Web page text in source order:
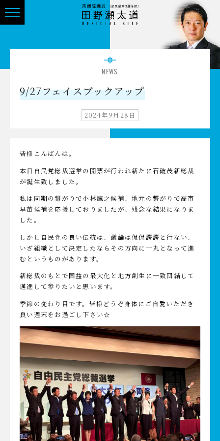
NEWS
9/27フェイスブックアップ
2024年9月28日
皆様こんばんは。
本日自民党総裁選挙の開票が行われ新たに石破茂新総裁
が誕生致しました。
私は同期の繋がりで小林鷹之候補、地元の繋がりで高市
早苗候補を応援しておりましたが、残念な結果になりま
した。
しかし自民党の良い伝統は、議論は侃侃諤諤と行ない、
いざ組織として決定したならその方向に一丸となって進
むというものがあります。
新総裁のもとで国益の最大化と地方創生に一致団結して
邁進して参りたいと思います。
季節の変わり目です。皆様どうぞ身体にご自愛いただき
良い週末をお過ごし下さい☆